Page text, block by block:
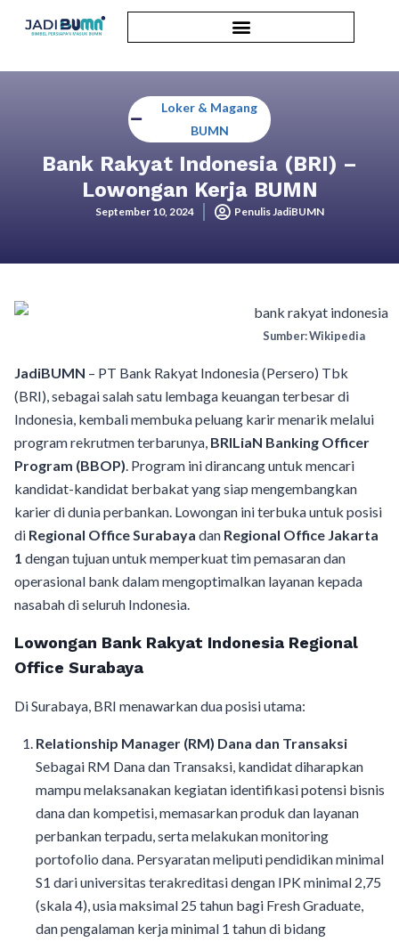
Loker & Magang
BUMN
Bank Rakyat Indonesia (BRI) –
Lowongan Kerja BUMN
September 10, 2024 Penulis JadiBUMN
Sumber: Wikipedia
JadiBUMN – PT Bank Rakyat Indonesia (Persero) Tbk
(BRI), sebagai salah satu lembaga keuangan terbesar di
Indonesia, kembali membuka peluang karir menarik melalui
program rekrutmen terbarunya, BRILiaN Banking Officer
Program (BBOP). Program ini dirancang untuk mencari
kandidat-kandidat berbakat yang siap mengembangkan
karier di dunia perbankan. Lowongan ini terbuka untuk posisi
di Regional Office Surabaya dan Regional Office Jakarta
1 dengan tujuan untuk memperkuat tim pemasaran dan
operasional bank dalam mengoptimalkan layanan kepada
nasabah di seluruh Indonesia.
Lowongan Bank Rakyat Indonesia Regional
Office Surabaya
Di Surabaya, BRI menawarkan dua posisi utama:
Relationship Manager (RM) Dana dan Transaksi
Sebagai RM Dana dan Transaksi, kandidat diharapkan
mampu melaksanakan kegiatan identifikasi potensi bisnis
dana dan kompetisi, memasarkan produk dan layanan
perbankan terpadu, serta melakukan monitoring
portofolio dana. Persyaratan meliputi pendidikan minimal
S1 dari universitas terakreditasi dengan IPK minimal 2,75
(skala 4), usia maksimal 25 tahun bagi Fresh Graduate,
dan pengalaman kerja minimal 1 tahun di bidang